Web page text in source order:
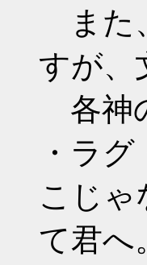
また
すが、
各神
・ラ
こじゃ
て君へ